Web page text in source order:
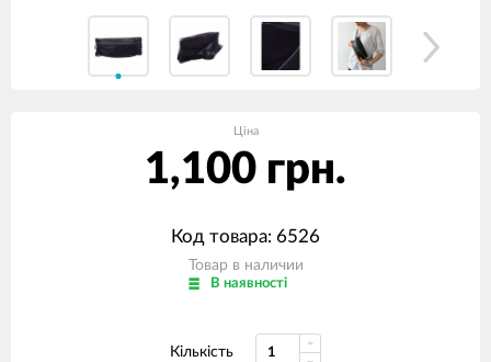
Ціна
1,100 грн.
Код товара: 6526
Товар в наличии
В наявності
Кількість